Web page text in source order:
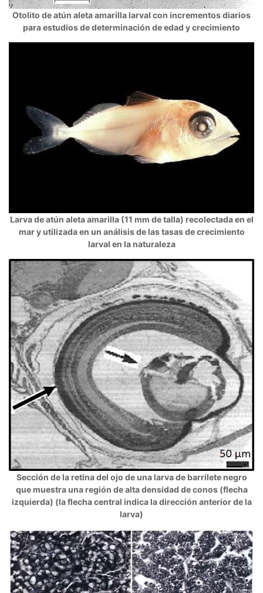
Otolito de atún aleta amarilla larval con incrementos diarios
para estudios de determinación de edad y crecimiento
Larva de atún aleta amarilla (11 mm de talla) recolectada en el
mar y utilizada en un análisis de las tasas de crecimiento
larval en la naturaleza
Sección de la retina del ojo de una larva de barrilete negro
que muestra una región de alta densidad de conos (flecha
izquierda) (la flecha central indica la dirección anterior de la
larva)